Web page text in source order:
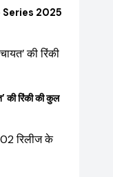
Series 2025
रिंकी की कुल